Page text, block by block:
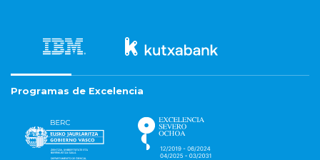
Programas de Excelencia